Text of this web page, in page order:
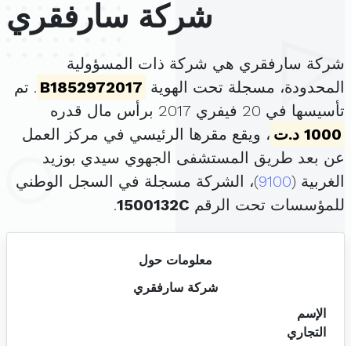
شركة سارفقري
شركة سارفقري هي شركة ذات المسؤولية
المحدودة، مسجلة تحت الهوية B1852972017 . تم
تأسيسها في 20 فيفري 2017 برأس مال قدره
1000 د.ت
، ويقع مقرها الرئيسي في مركز العمل
عن بعد طريق المستشفى الجهوي سيدي بوزيد
الغربية (9100)، الشركة مسجلة في السجل الوطني
للمؤسسات تحت الرقم 1500132C
.
معلومات حول
شركة سارفقري
الإسم
التجاري